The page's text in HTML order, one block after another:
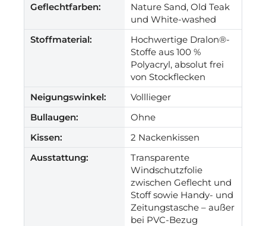
Geflechtfarben:
Nature Sand, Old Teak
und White-washed
Stoffmaterial:
Hochwertige Dralon®-
Stoffe aus 100 %
Polyacryl, absolut frei
von Stockflecken
Neigungswinkel:
Volllieger
Bullaugen:
Ohne
Kissen:
2 Nackenkissen
Ausstattung:
Transparente
Windschutzfolie
zwischen Geflecht und
Stoff sowie Handy- und
Zeitungstasche – außer
bei PVC-Bezug